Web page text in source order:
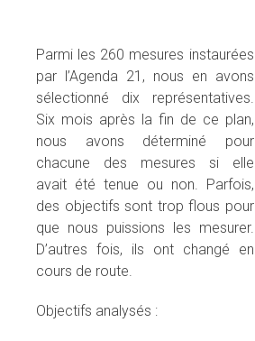
Parmi les 260 mesures instaurées
par l’Agenda 21, nous en avons
sélectionné dix représentatives.
Six mois après la fin de ce plan,
nous avons déterminé pour
chacune des mesures si elle
avait été tenue ou non. Parfois,
des objectifs sont trop flous pour
que nous puissions les mesurer.
D’autres fois, ils ont changé en
cours de route.
Objectifs analysés :